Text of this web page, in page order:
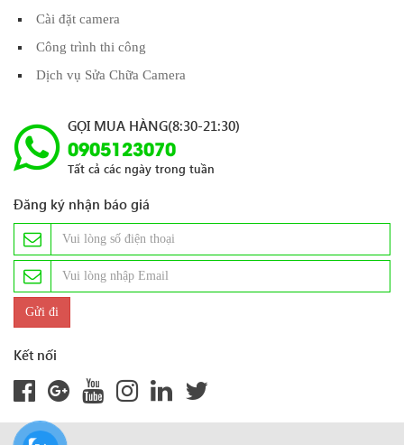
Cài đặt camera
Công trình thi công
Dịch vụ Sửa Chữa Camera
GỌI MUA HÀNG(8:30-21:30)
0905123070
Tất cả các ngày trong tuần
Đăng ký nhận báo giá
Kết nối